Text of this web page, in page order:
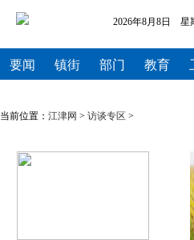
2026年8月8日 星
要闻 镇街 部门 教育
当前位置： 江津网 > 访谈专区 >